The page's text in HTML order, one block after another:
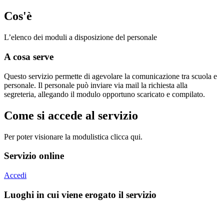
Cos'è
L’elenco dei moduli a disposizione del personale
A cosa serve
Questo servizio permette di agevolare la comunicazione tra scuola e
personale. Il personale può inviare via mail la richiesta alla
segreteria, allegando il modulo opportuno scaricato e compilato.
Come si accede al servizio
Per poter visionare la modulistica clicca qui.
Servizio online
Accedi
Luoghi in cui viene erogato il servizio